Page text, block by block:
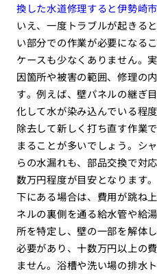
換した水道修理すると伊勢崎
いえ、一度トラブルが起きる
い部分での作業が必要になる
ケースも少なくありません。
因箇所や被害の範囲、修理の
す。例えば、壁パネルの継ぎ
化して水が染み込んでいる程
除去して新しく打ち直す作業
まることが多いでしょう。シ
らの水漏れも、部品交換で対
数万円程度が目安となります
下にある場合は、費用が跳ね
ネルの裏側を通る給水管や給
所を特定し、壁の一部を解体
必要があり、十数万円以上の
ません。浴槽や洗い場の排水